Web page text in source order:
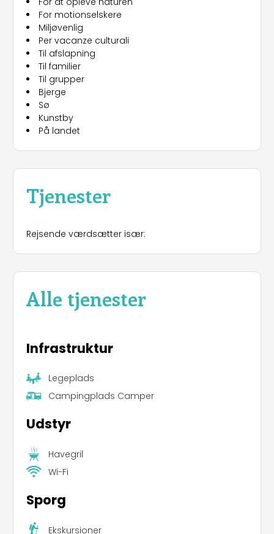
For motionselskere
Miljøvenlig
Per vacanze culturali
Til afslapning
Til familier
Til grupper
Bjerge
Sø
Kunstby
På landet
Tjenester
Rejsende værdsætter især:
Alle tjenester
Infrastruktur
Legeplads
Campingplads Camper
Udstyr
Havegril
Wi-Fi
Sporg
Ekskursioner